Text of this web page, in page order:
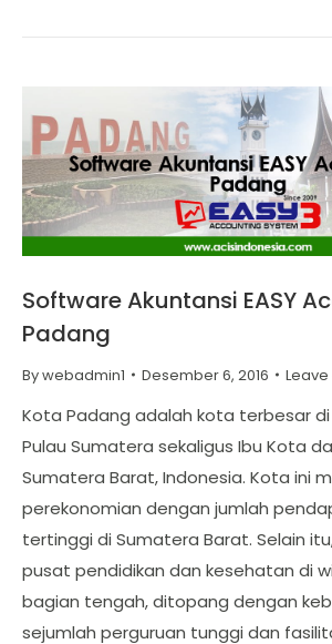
Software Akuntansi EASY
Padang
Bywebadmin1 Desember 6, 2016
Kota Padang adalah kota terbesar
Pulau Sumatera sekaligus Ibu Kota
Sumatera Barat, Indonesia. Kota ini
perekonomian dengan jumlah
tertinggi di Sumatera Barat. Selain
pusat pendidikan dan kesehatan di
bagian tengah, ditopang dengan
sejumlah perguruan tunggi dan